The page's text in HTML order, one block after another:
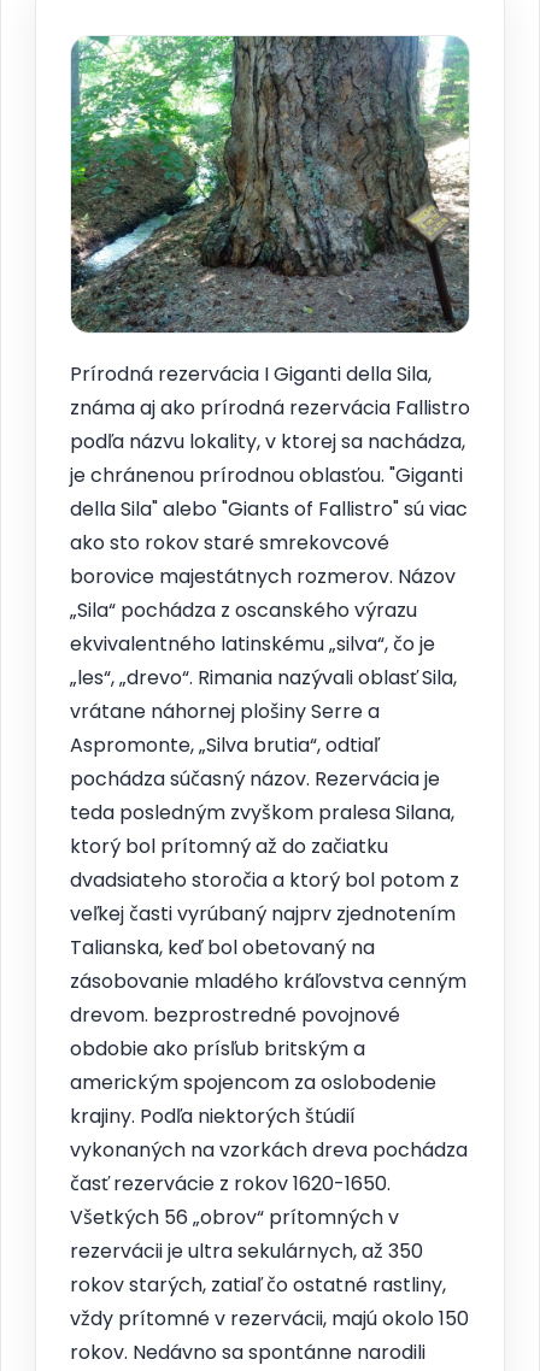
Prírodná rezervácia I Giganti della Sila,
známa aj ako prírodná rezervácia Fallistro
podľa názvu lokality, v ktorej sa nachádza,
je chránenou prírodnou oblasťou. "Giganti
della Sila" alebo "Giants of Fallistro" sú viac
ako sto rokov staré smrekovcové
borovice majestátnych rozmerov. Názov
„Sila“ pochádza z oscanského výrazu
ekvivalentného latinskému „silva“, čo je
„les“, „drevo“. Rimania nazývali oblasť Sila,
vrátane náhornej plošiny Serre a
Aspromonte, „Silva brutia“, odtiaľ
pochádza súčasný názov. Rezervácia je
teda posledným zvyškom pralesa Silana,
ktorý bol prítomný až do začiatku
dvadsiateho storočia a ktorý bol potom z
veľkej časti vyrúbaný najprv zjednotením
Talianska, keď bol obetovaný na
zásobovanie mladého kráľovstva cenným
drevom. bezprostredné povojnové
obdobie ako prísľub britským a
americkým spojencom za oslobodenie
krajiny. Podľa niektorých štúdií
vykonaných na vzorkách dreva pochádza
časť rezervácie z rokov 1620-1650.
Všetkých 56 „obrov“ prítomných v
rezervácii je ultra sekulárnych, až 350
rokov starých, zatiaľ čo ostatné rastliny,
vždy prítomné v rezervácii, majú okolo 150
rokov. Nedávno sa spontánne narodili